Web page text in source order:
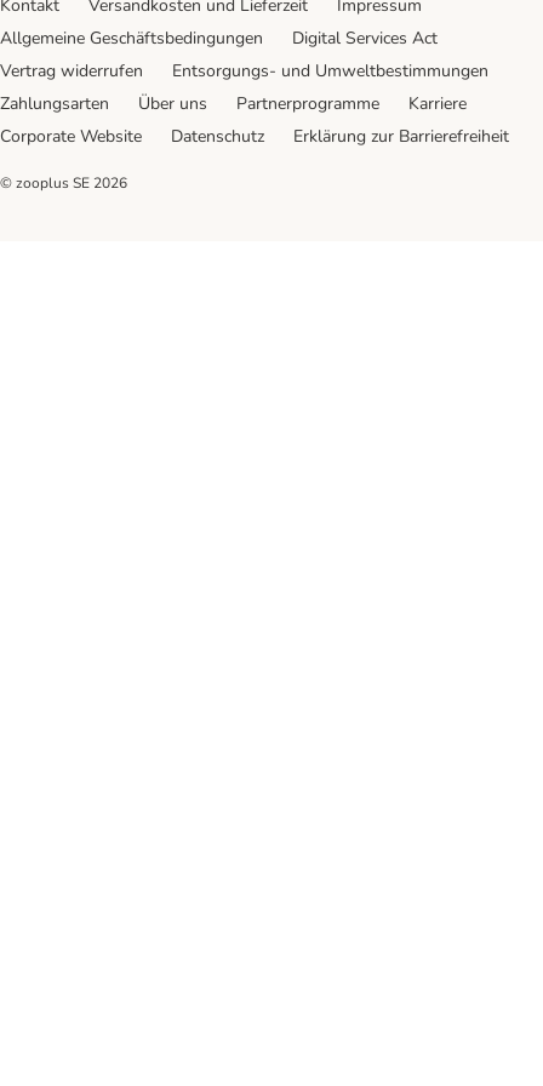
Kontakt Versandkosten und Lieferzeit
Impressum
Allgemeine Geschäftsbedingungen
Digital Services Act
Vertrag widerrufen
Entsorgungs- und Umweltbestimmungen
Zahlungsarten
Über uns Partnerprogramme
Karriere
Corporate Website
Datenschutz Erklärung zur Barrierefreiheit
© zooplus SE 2026